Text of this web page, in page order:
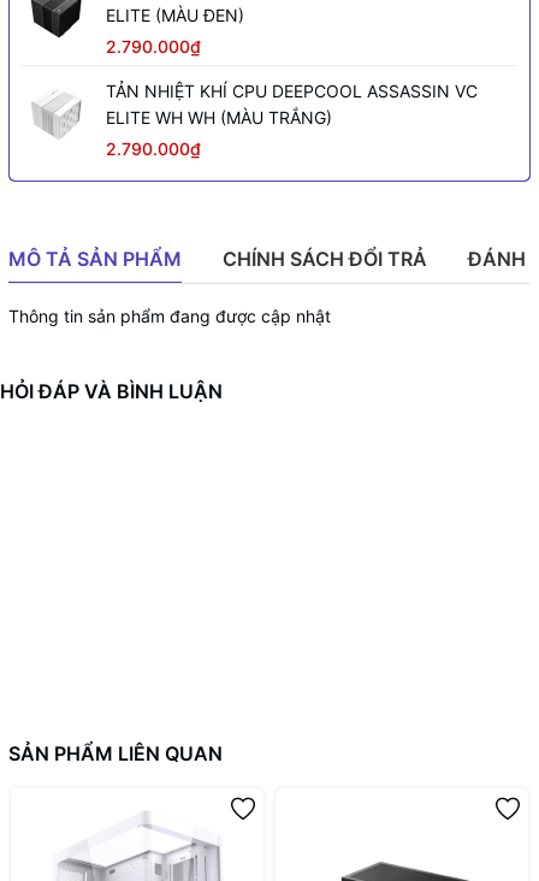
ELITE (MÀU ĐEN)
2.790.000₫
TẢN NHIỆT KHÍ CPU DEEPCOOL ASSASSIN VC
ELITE WH WH (MÀU TRẮNG)
2.790.000₫
MÔ TẢ SẢN PHẨM CHÍNH SÁCH ĐỔI TRẢ ĐÁNH
Thông tin sản phẩm đang được cập nhật
HỎI ĐÁP VÀ BÌNH LUẬN
SẢN PHẨM LIÊN QUAN